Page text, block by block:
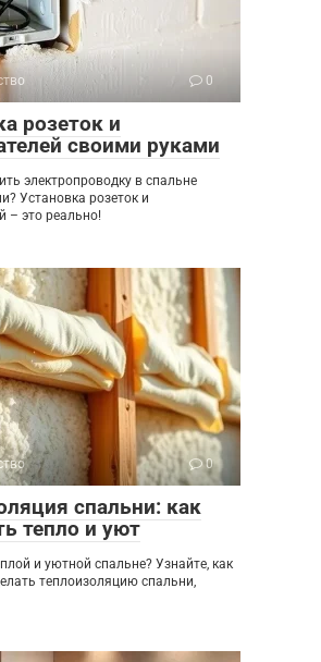
0
розеток и
своими руками
электропроводку в спальне
Установка розеток и
– это реально!
0
спальни: как
тепло и уют
и уютной спальне? Узнайте, как
теплоизоляцию спальни,